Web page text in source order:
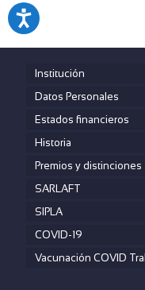
Institución
Datos Personales
Estados financieros
Historia
Premios y distinciones
SARLAFT
SIPLA
COVID-19
Vacunación COVID